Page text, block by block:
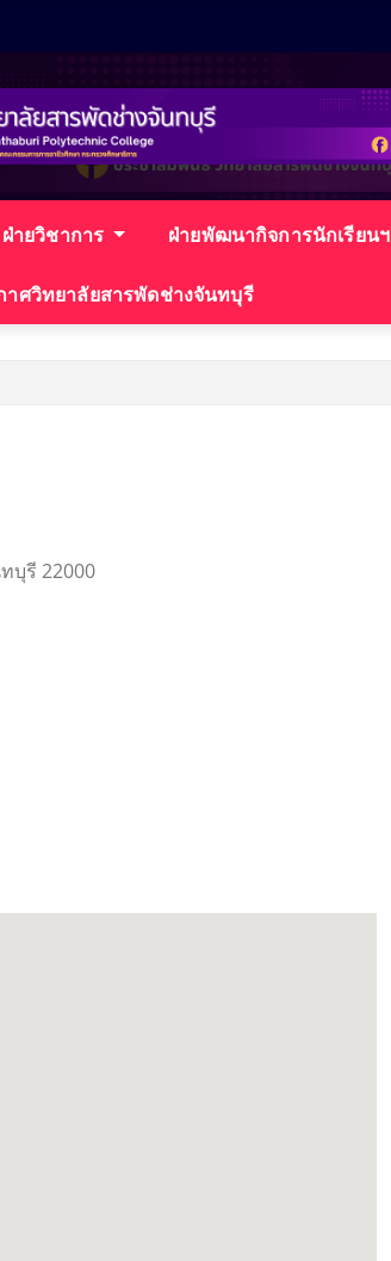
ฝ่ายวิชาการ ฝ่ายพัฒนากิจการนักเรียนฯ
าศวิทยาลัยสารพัดช่างจันทบุรี
บุรี 22000